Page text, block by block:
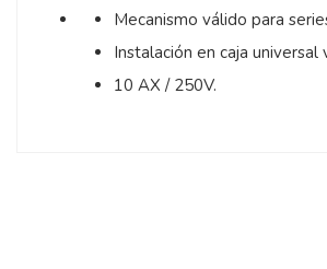
Mecanismo válido para
Instalación en caja universal
10 AX / 250V.